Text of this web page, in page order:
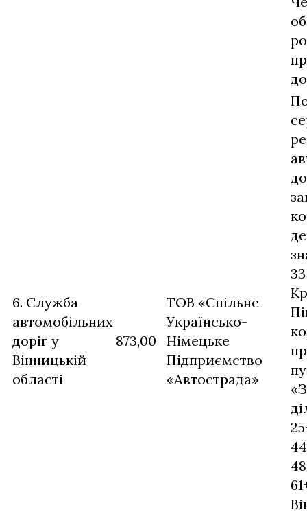
6. Служба
автомобільних
доріг у
Вінницькій
області
873,00
ТОВ «Спільне
Українсько-
Німецьке
Підприємство
«Автострада»